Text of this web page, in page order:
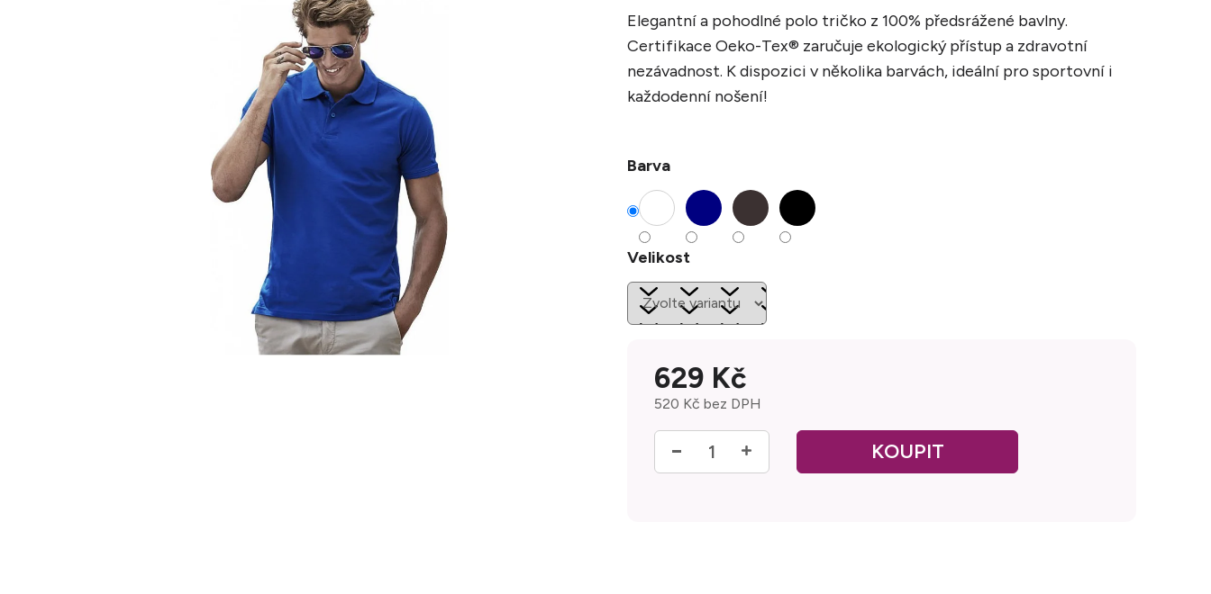
Elegantní a pohodlné polo tričko z 100% předsrážené bavlny.
Certifikace Oeko-Tex® zaručuje ekologický přístup a zdravotní
nezávadnost. K dispozici v několika barvách, ideální pro sportovní i
každodenní nošení!
Barva
Velikost
629 Kč
520 Kč bez DPH